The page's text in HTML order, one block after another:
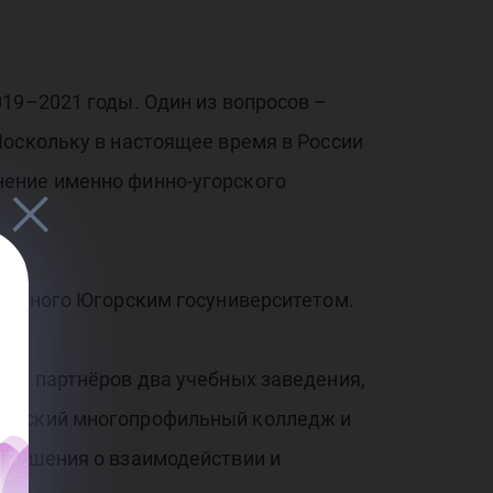
годы. Один из вопросов –
в настоящее время в России
именно финно-угорского
Югорским госуниверситетом.
партнёров два учебных заведения,
многопрофильный колледж и
о взаимодействии и